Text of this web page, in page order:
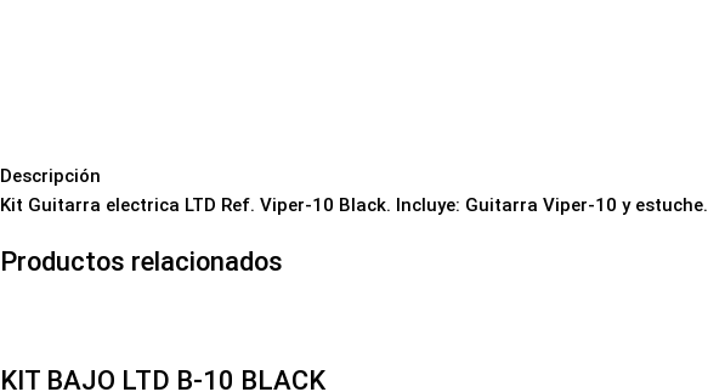
Descripción
Kit Guitarra electrica LTD Ref. Viper-10 Black. Incluye: Guitarra Viper-10 y estuche.
Productos relacionados
KIT BAJO LTD B-10 BLACK